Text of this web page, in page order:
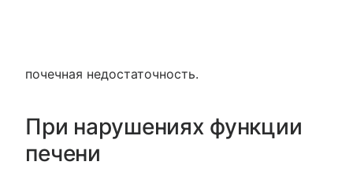
почечная недостаточность.
При нарушениях функции
печени